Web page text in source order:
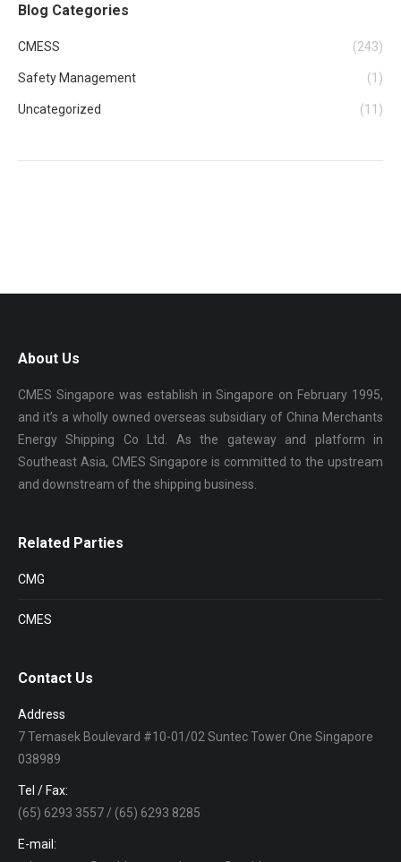
Blog Categories
CMESS (243)
Safety Management (1)
Uncategorized (11)
About Us
CMES Singapore was establish in Singapore on February 1995,
and it’s a wholly owned overseas subsidiary of China Merchants
Energy Shipping Co Ltd. As the gateway and platform in
Southeast Asia, CMES Singapore is committed to the upstream
and downstream of the shipping business.
Related Parties
CMG
CMES
Contact Us
Address
7 Temasek Boulevard #10-01/02 Suntec Tower One Singapore
038989
Tel / Fax:
(65) 6293 3557 / (65) 6293 8285
E-mail: